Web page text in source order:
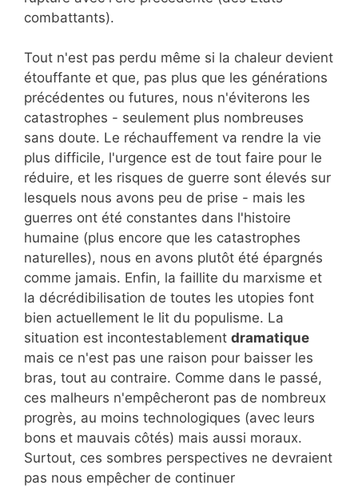
combattants).
Tout n'est pas perdu même si la chaleur devient
étouffante et que, pas plus que les générations
précédentes ou futures, nous n'éviterons les
catastrophes - seulement plus nombreuses
sans doute. Le réchauffement va rendre la vie
plus difficile, l'urgence est de tout faire pour le
réduire, et les risques de guerre sont élevés sur
lesquels nous avons peu de prise - mais les
guerres ont été constantes dans l'histoire
humaine (plus encore que les catastrophes
naturelles), nous en avons plutôt été épargnés
comme jamais. Enfin, la faillite du marxisme et
la décrédibilisation de toutes les utopies font
bien actuellement le lit du populisme. La
situation est incontestablement dramatique
mais ce n'est pas une raison pour baisser les
bras, tout au contraire. Comme dans le passé,
ces malheurs n'empêcheront pas de nombreux
progrès, au moins technologiques (avec leurs
bons et mauvais côtés) mais aussi moraux.
Surtout, ces sombres perspectives ne devraient
pas nous empêcher de continuer